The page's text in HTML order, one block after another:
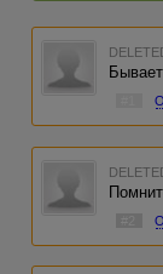
Бывает